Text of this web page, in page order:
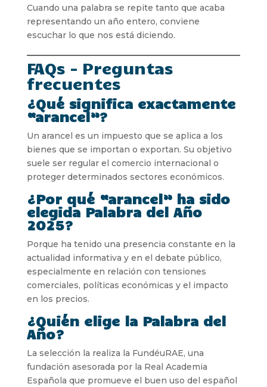
Cuando una palabra se repite tanto que acaba
representando un año entero, conviene
escuchar lo que nos está diciendo.
FAQs – Preguntas
frecuentes
¿Qué significa exactamente
“arancel”?
Un arancel es un impuesto que se aplica a los
bienes que se importan o exportan. Su objetivo
suele ser regular el comercio internacional o
proteger determinados sectores económicos.
¿Por qué “arancel” ha sido
elegida Palabra del Año
2025?
Porque ha tenido una presencia constante en la
actualidad informativa y en el debate público,
especialmente en relación con tensiones
comerciales, políticas económicas y el impacto
en los precios.
¿Quién elige la Palabra del
Año?
La selección la realiza la FundéuRAE, una
fundación asesorada por la Real Academia
Española que promueve el buen uso del español